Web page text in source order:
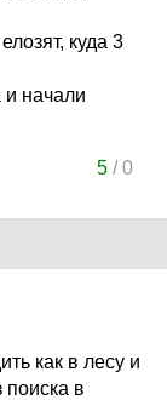
куда 3
и начали
5/0
как в лесу и
поиска в